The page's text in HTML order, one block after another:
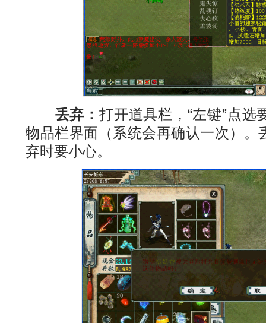
丢弃： 打开道具栏，“左键”点
物品栏界面（系统会再确认一次）。
弃时要小心。